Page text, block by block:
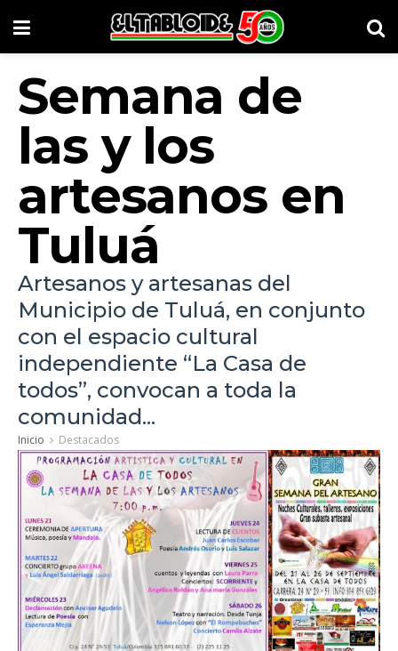
Semana de
las y los
artesanos en
Tuluá
Artesanos y artesanas del
Municipio de Tuluá, en conjunto
con el espacio cultural
independiente “La Casa de
todos”, convocan a toda la
comunidad...
Inicio Destacados